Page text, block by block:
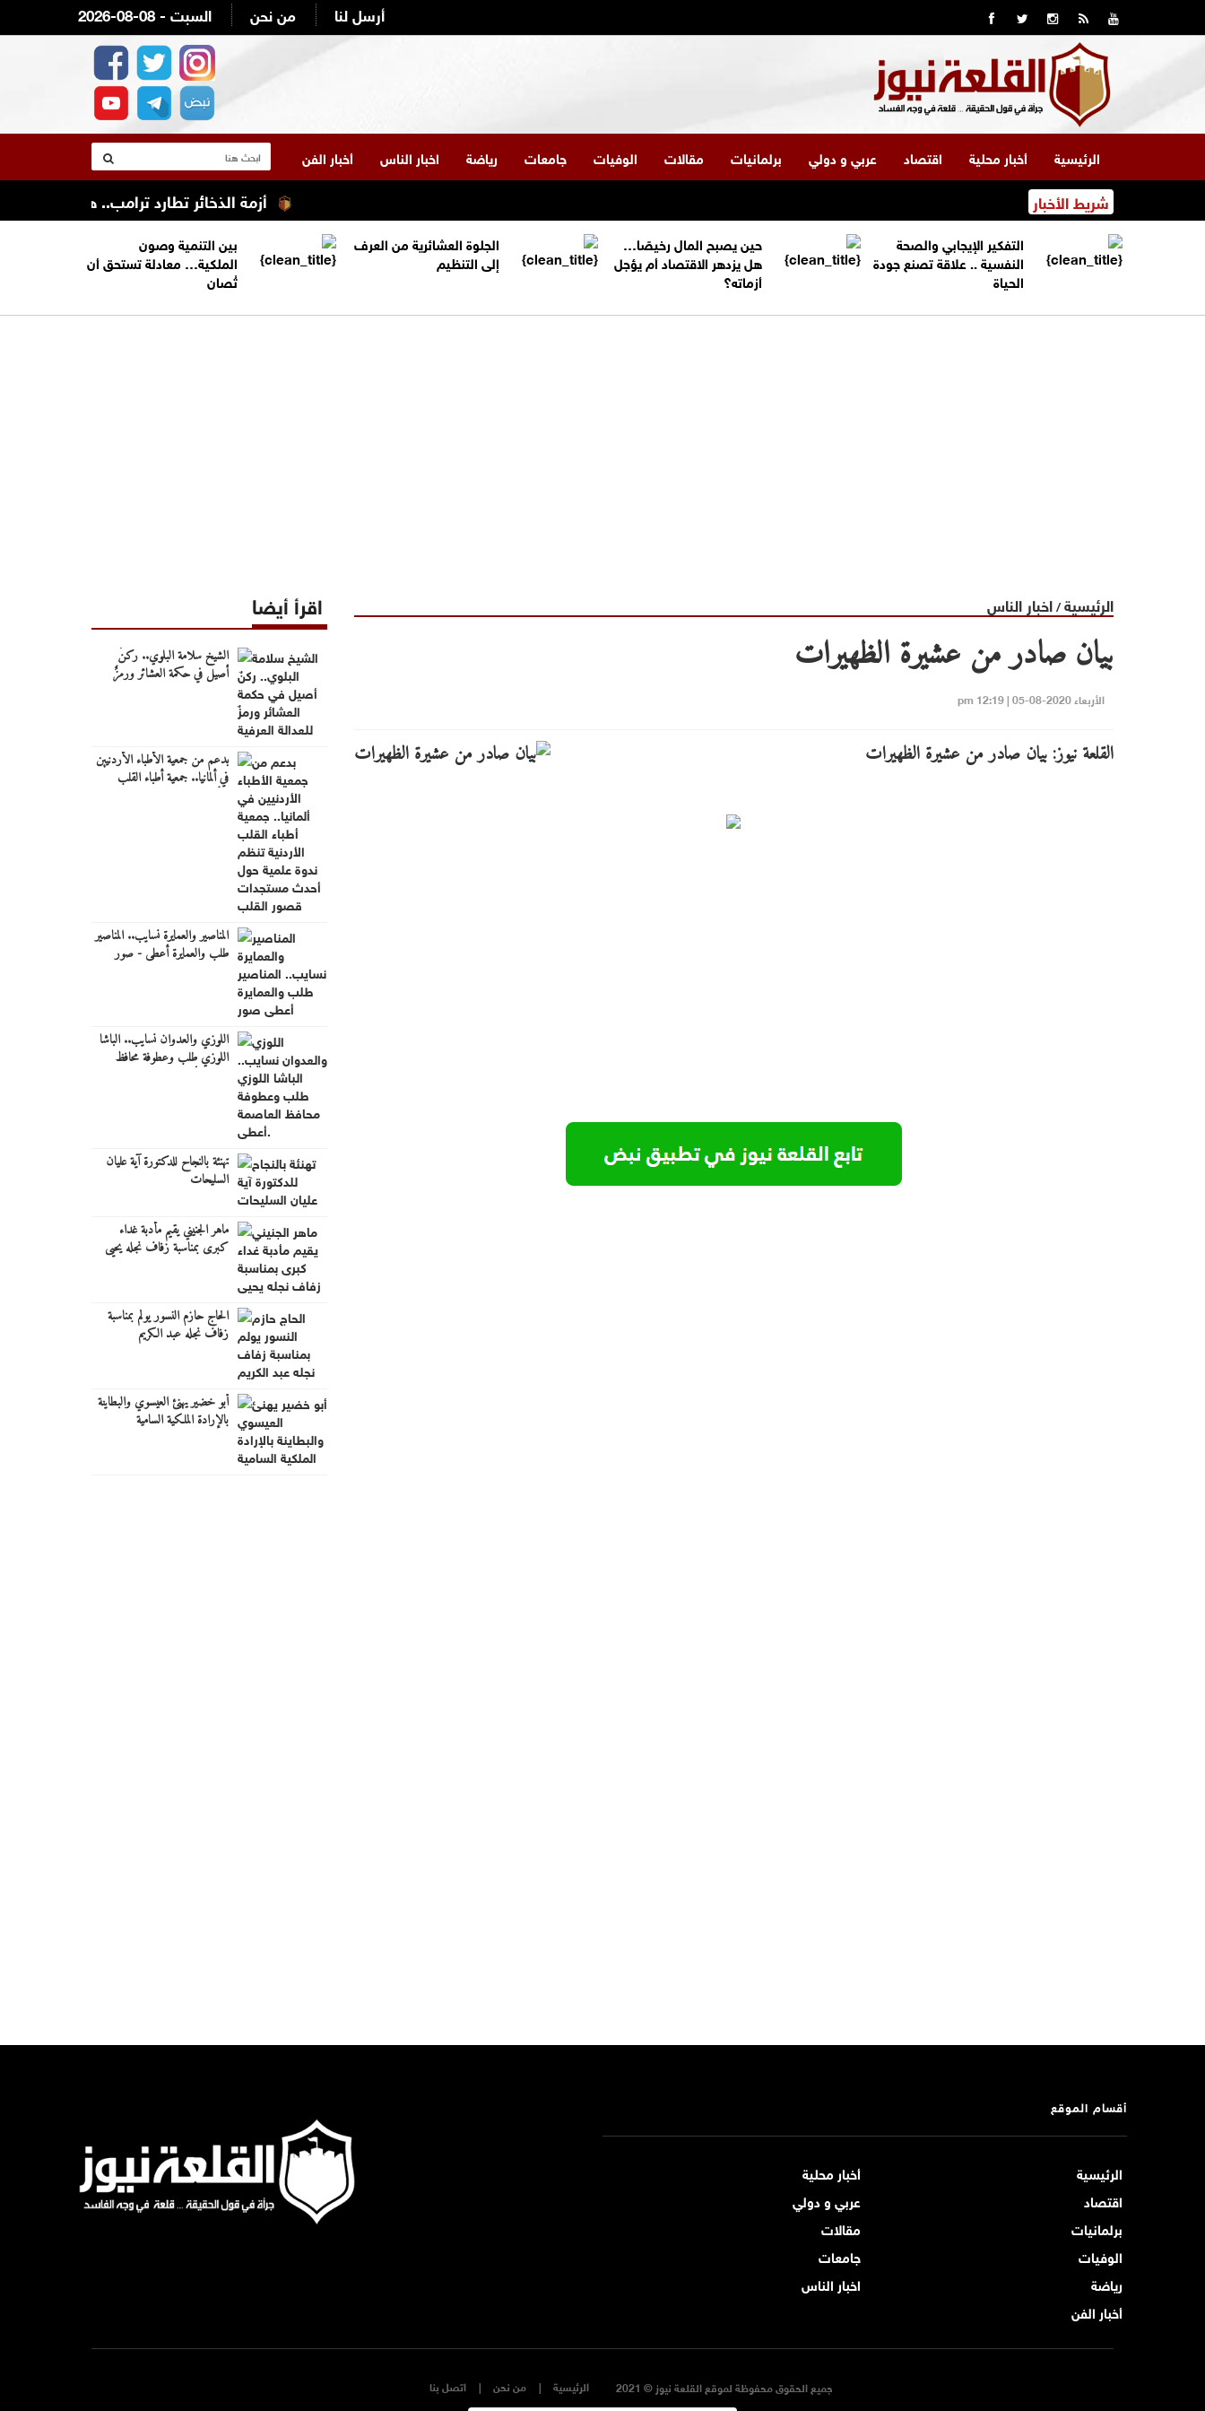
2026-08-08 - السبت من نحن أرسل لنا
الرئيسية أخبار محلية اقتصاد عربي و دولي برلمانيات مقالات الوفيات جامعات رياضة اخبار الناس أخبار الفن
شريط الأخبار أزمة الذخائر تطارد ترامب.. هل استنزفت
التفكير الإيجابي والصحة
النفسية .. علاقة تصنع جودة
الحياة
حين يصبح المال رخيصًا…
هل يزدهر الاقتصاد أم يؤجل
أزماته؟
الجلوة العشائرية من العرف
إلى التنظيم
بين التنمية وصون
الملكية… معادلة تستحق أن
تُصان
الرئيسية/اخبار الناس
بيان صادر من عشيرة الظهيرات
الأربعاء 2020-08-05 | 12:19 pm
القلعة نيوز: بيان صادر من عشيرة الظهيرات
اقرأ أيضا
الشيخ سلامة البلوي.. ركنٌ
أصيل في حكمة العشائر ورمزٌ
بدعم من جمعية الأطباء الأردنيين
في ألمانيا.. جمعية أطباء القلب
المناصير والعمايرة نسايب.. المناصير
طلب والعمايرة أعطى - صور
اللوزي والعدوان نسايب.. الباشا
اللوزي طلب وعطوفة محافظ
تهنئة بالنجاح للدكتورة آية عليان
السليحات
ماهر الجنيني يقيم مأدبة غداء
كبرى بمناسبة زفاف نجله يحيى
الحاج حازم النسور يولم بمناسبة
زفاف نجله عبد الكريم
أبو خضير يهنئ العيسوي والبطاينة
بالإرادة الملكية السامية
أقسام الموقع
الرئيسية
أخبار محلية
اقتصاد
عربي و دولي
برلمانيات
مقالات
الوفيات
جامعات
رياضة
اخبار الناس
أخبار الفن
جميع الحقوق محفوظة لموقع القلعة نيوز © 2021 اتصل بنا من نحن الرئيسية